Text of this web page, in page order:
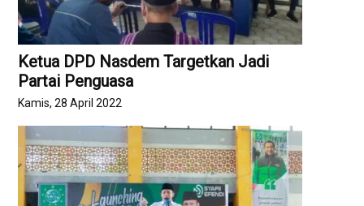
Ketua DPD Nasdem Targetkan Jadi
Partai Penguasa
Kamis, 28 April 2022